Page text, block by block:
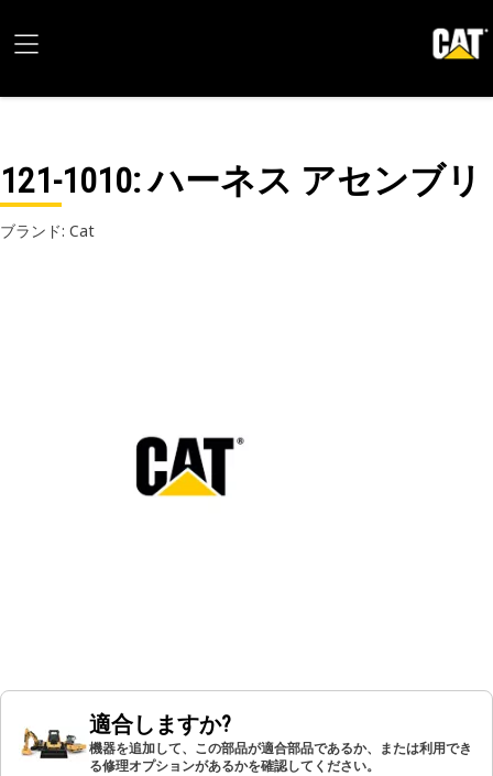
121-1010: ハーネス アセンブリ
ブランド: Cat
適合しますか?
機器を追加して、この部品が適合部品であるか、または利用でき
る修理オプションがあるかを確認してください。